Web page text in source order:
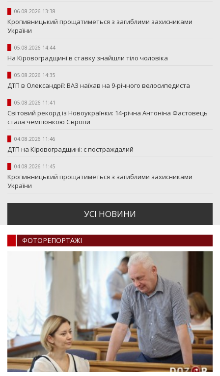
06.08.2026 13:38
Кропивницький прощатиметься з загиблими захисниками
України
05.08.2026 14:44
На Кіровоградщині в ставку знайшли тіло чоловіка
05.08.2026 14:35
ДТП в Олександрії: ВАЗ наїхав на 9-річного велосипедиста
05.08.2026 11:41
Світовий рекорд із Новоукраїнки: 14-річна Антоніна Фастовець
стала чемпіонкою Європи
04.08.2026 11:46
ДТП на Кіровоградщині: є постраждалий
04.08.2026 11:45
Кропивницький прощатиметься з загиблими захисниками
України
УСI НОВИНИ
ФОТОРЕПОРТАЖI